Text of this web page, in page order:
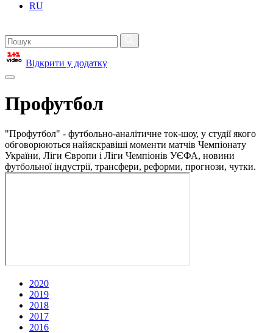
RU
Відкрити у додатку
Профутбол
"Профутбол" - футбольно-аналітичне ток-шоу, у студії якого
обговорюються найяскравіші моменти матчів Чемпіонату
України, Ліги Європи і Ліги Чемпіонів УЄФА, новини
футбольної індустрії, трансфери, реформи, прогнози, чутки.
2020
2019
2018
2017
2016